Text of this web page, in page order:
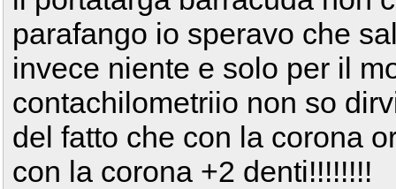
parafango io speravo che
invece niente e solo per il
contachilometriio non so
del fatto che con la corona
con la corona +2 denti!!!!!!!!